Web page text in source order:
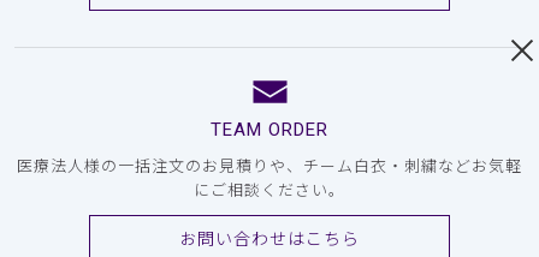
TEAM ORDER
医療法人様の一括注文のお見積りや、チーム白衣・刺繍などお気軽
にご相談ください。
お問い合わせはこちら